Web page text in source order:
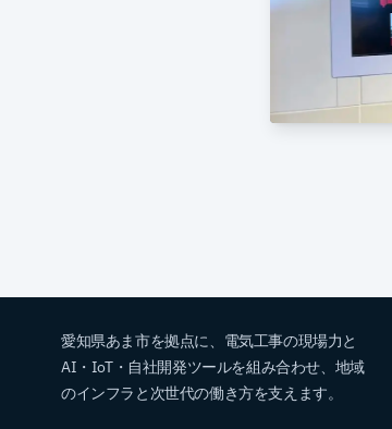
愛知県あま市を拠点に、電気工事の現場力と
AI・IoT・自社開発ツールを組み合わせ、地域
のインフラと次世代の働き方を支えます。